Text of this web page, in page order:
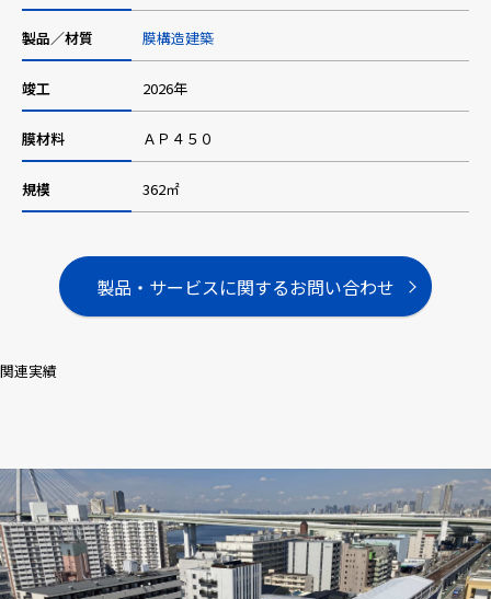
製品／材質 膜構造建築
竣工 2026年
膜材料 ＡＰ４５０
規模 362㎡
製品・サービスに関するお問い合わせ
関連実績